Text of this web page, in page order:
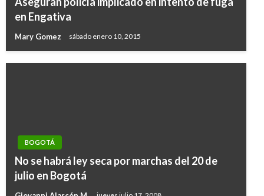
en Engativa
Mary Gomez sábado enero 10, 2015
BOGOTÁ
No se habrá ley seca por marchas del 20 de
julio en Bogotá
Crea grupo especializado para atender puntos